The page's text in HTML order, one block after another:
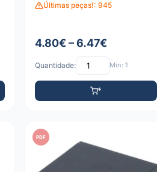
Últimas peças!: 945
4.80€ – 6.47€
Quantidade: Mín: 1
PDF